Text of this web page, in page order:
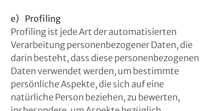
e) Profiling
Profiling ist jede Art der automatisierten
Verarbeitung personenbezogener Daten, die
darin besteht, dass diese personenbezogenen
Daten verwendet werden, um bestimmte
persönliche Aspekte, die sich auf eine
natürliche Person beziehen, zu bewerten,